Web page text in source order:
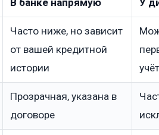
В банке напрямую У
Часто ниже, но зависит
от вашей кредитной
истории
Прозрачная, указана в
договоре